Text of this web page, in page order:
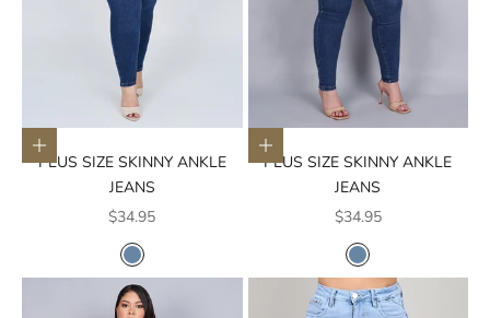
Elige opciones
PLUS SIZE SKINNY ANKLE
JEANS
Precio de oferta
$34.95
COLOR
AZUL MEDIO
Elige opciones
PLUS SIZE SKINNY ANKLE
JEANS
Precio de oferta
$34.95
COLOR
AZUL MEDIO